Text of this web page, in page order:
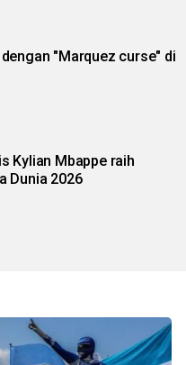
"Marquez curse" di
Kylian Mbappe raih
Dunia 2026